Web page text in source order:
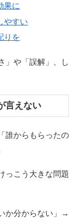
果に
やすい
りを
」や「誤解」、し
言えない
誰からもらったの
っこう大きな問題
か分からない」→